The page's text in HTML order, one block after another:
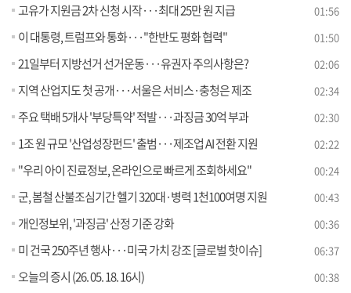
고유가 지원금 2차 신청 시작···최대 25만 원 지급 01:56
이 대통령, 트럼프와 통화···"한반도 평화 협력" 01:50
21일부터 지방선거 선거운동···유권자 주의사항은? 02:06
지역 산업지도 첫 공개···서울은 서비스·충청은 제조 02:34
주요 택배 5개사 '부당특약' 적발···과징금 30억 부과 02:30
1조 원 규모 '산업성장펀드' 출범···제조업 AI 전환 지원 02:22
"우리 아이 진료정보, 온라인으로 빠르게 조회하세요" 00:24
군, 봄철 산불조심기간 헬기 320대·병력 1천100여명 지원 00:43
개인정보위, '과징금' 산정 기준 강화 00:36
미 건국 250주년 행사···미국 가치 강조 [글로벌 핫이슈] 06:37
오늘의 증시 (26. 05. 18. 16시) 00:38